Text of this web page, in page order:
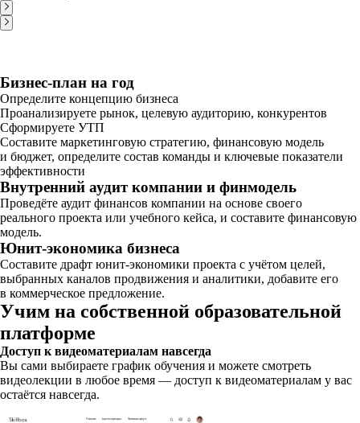
Бизнес-план на год
Определите концепцию бизнеса
Проанализируете рынок, целевую аудиторию, конкурентов
Сформируете УТП
Составите маркетинговую стратегию, финансовую модель
и бюджет, определите состав команды и ключевые показатели
эффективности
Внутренний аудит компании и финмодель
Проведёте аудит финансов компании на основе своего
реального проекта или учебного кейса, и составите финансовую
модель.
Юнит-экономика бизнеса
Составите драфт юнит-экономики проекта с учётом целей,
выбранных каналов продвижения и аналитики, добавите его
в коммерческое предложение.
Учим на собственной образовательной
платформе
Доступ к видеоматериалам навсегда
Вы сами выбираете график обучения и можете смотреть
видеолекции в любое время — доступ к видеоматериалам у вас
остаётся навсегда.